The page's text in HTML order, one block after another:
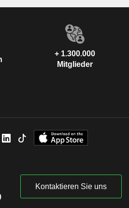
+ 1.300.000
Mitglieder
Kontaktieren Sie uns